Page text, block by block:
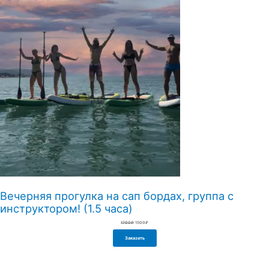
Вечерняя прогулка на сап бордах, группа с
инструктором! (1.5 часа)
1700₽ Первоначальная
составляла
1700₽.
1500₽Текущая
1500₽.
Заказать